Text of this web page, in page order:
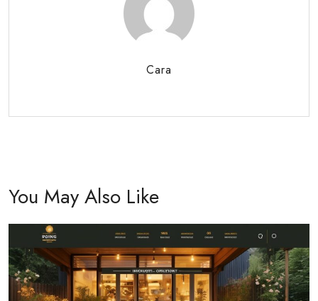
Cara
You May Also Like